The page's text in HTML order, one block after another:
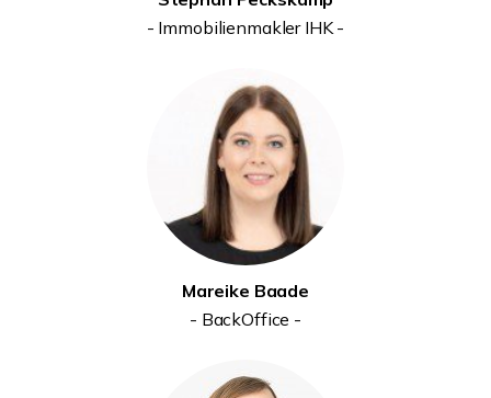
- Immobilienmakler IHK -
Mareike Baade
- BackOffice -